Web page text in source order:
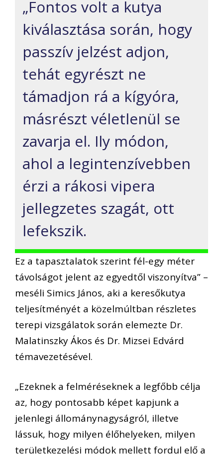
„Fontos volt a kutya
kiválasztása során, hogy
passzív jelzést adjon,
tehát egyrészt ne
támadjon rá a kígyóra,
másrészt véletlenül se
zavarja el. Ily módon,
ahol a legintenzívebben
érzi a rákosi vipera
jellegzetes szagát, ott
lefekszik.
Ez a tapasztalatok szerint fél-egy méter
távolságot jelent az egyedtől viszonyítva” –
meséli Simics János, aki a keresőkutya
teljesítményét a közelmúltban részletes
terepi vizsgálatok során elemezte Dr.
Malatinszky Ákos és Dr. Mizsei Edvárd
témavezetésével.
„Ezeknek a felméréseknek a legfőbb célja
az, hogy pontosabb képet kapjunk a
jelenlegi állománynagyságról, illetve
lássuk, hogy milyen élőhelyeken, milyen
területkezelési módok mellett fordul elő a